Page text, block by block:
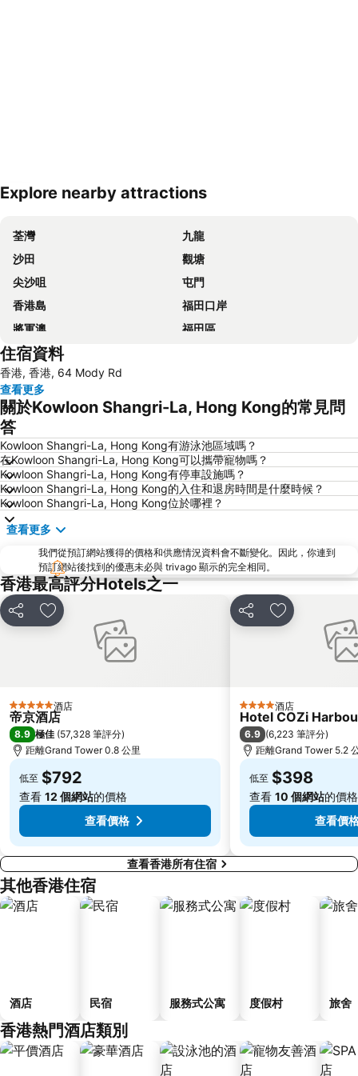
展開地圖
Explore nearby attractions
荃灣
九龍
沙田
觀塘
尖沙咀
屯門
香港島
福田口岸
將軍澳
福田區
Mong Kok Metro Station
南山區
元朗
紅磡
天水圍
Wan Chai Metro Station
海洋公園
深水埗區
黃金海岸
香港迪士尼樂園
新界
羅湖口岸
羅湖
東門步行街
North Point Metro Station
Cheung Chau
羅湖口岸
Sheung Wan Metro Station
Tsing Yi Metro Station
寶安區
朗豪坊
Causeway Bay Metro Station
深圳野生動物園
大梅沙海濱公園
皇崗口岸
長洲
Lamma Island
香港屯門
Tin Hau Metro Station
九龍塘
住宿資料
香港, 香港, 64 Mody Rd
查看更多
關於Kowloon Shangri-La, Hong Kong的常見問
答
Kowloon Shangri-La, Hong Kong有游泳池區域嗎？
在Kowloon Shangri-La, Hong Kong可以攜帶寵物嗎？
Kowloon Shangri-La, Hong Kong有停車設施嗎？
Kowloon Shangri-La, Hong Kong的入住和退房時間是什麼時候？
Kowloon Shangri-La, Hong Kong位於哪裡？
查看更多
我們從預訂網站獲得的價格和供應情況資料會不斷變化。因此，你連到
預訂網站後找到的優惠未必與 trivago 顯示的完全相同。
香港最高評分Hotels之一
分享 放到收藏夾
5 星級 酒店
帝京酒店
8.9 極佳 (57,328 筆評分)
距離Grand Tower 0.8 公里
低至 $792
查看 12 個網站的價格
查看價格
分享 放到收藏夾
4 星級 酒店
Hotel COZi
6.9 (6,223 筆評分)
距離Grand Tower 5.2
低至 $398
查看 10 個網站的價格
查看價
查看香港所有住宿
其他香港住宿
酒店 民宿 服務式公寓 度假村 旅舍
香港熱門酒店類別